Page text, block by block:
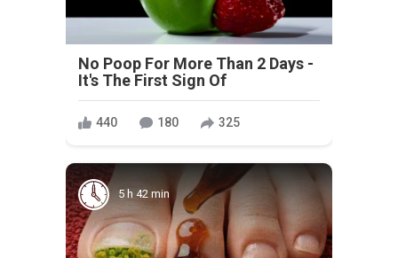
No Poop For More Than 2 Days -
It's The First Sign Of
440 180 325
5 h 42 min